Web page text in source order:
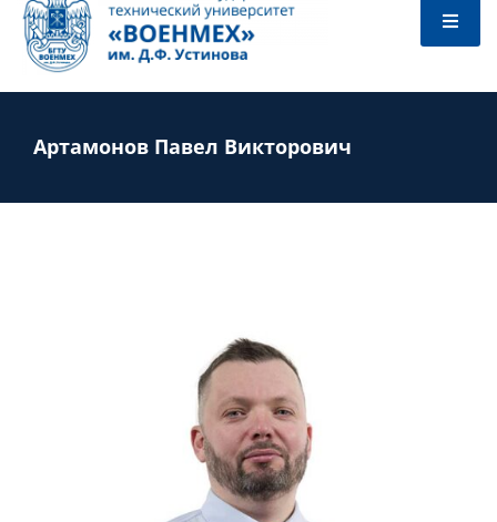
Абитуриентам
Преподавателям
Артамонов Павел Викторович